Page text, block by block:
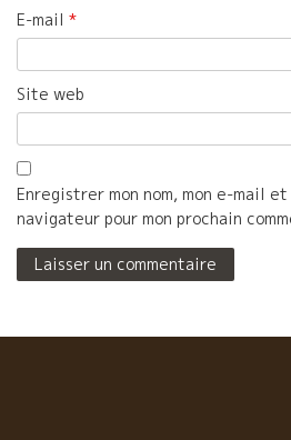
E-mail *
Site web
Enregistrer mon nom, mon e-mail
navigateur pour mon prochain